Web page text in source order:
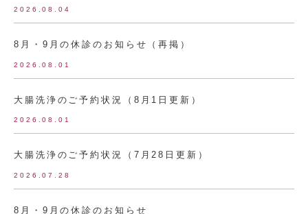
2026.08.04
8月・9月の休診のお知らせ（再掲）
2026.08.01
大腸洗浄のご予約状況（8月1日更新）
2026.08.01
大腸洗浄のご予約状況（7月28日更新）
2026.07.28
8月・9月の休診のお知らせ